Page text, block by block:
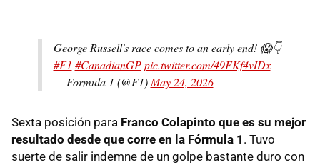
George Russell's race comes to an early end! 😱👇
#F1 #CanadianGP pic.twitter.com/49FKf4vIDx
— Formula 1 (@F1) May 24, 2026
Sexta posición para Franco Colapinto que es su mejor
resultado desde que corre en la Fórmula 1 . Tuvo
suerte de salir indemne de un golpe bastante duro con